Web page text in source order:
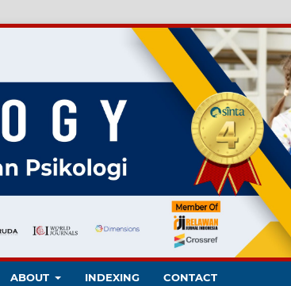
ABOUT INDEXING CONTACT